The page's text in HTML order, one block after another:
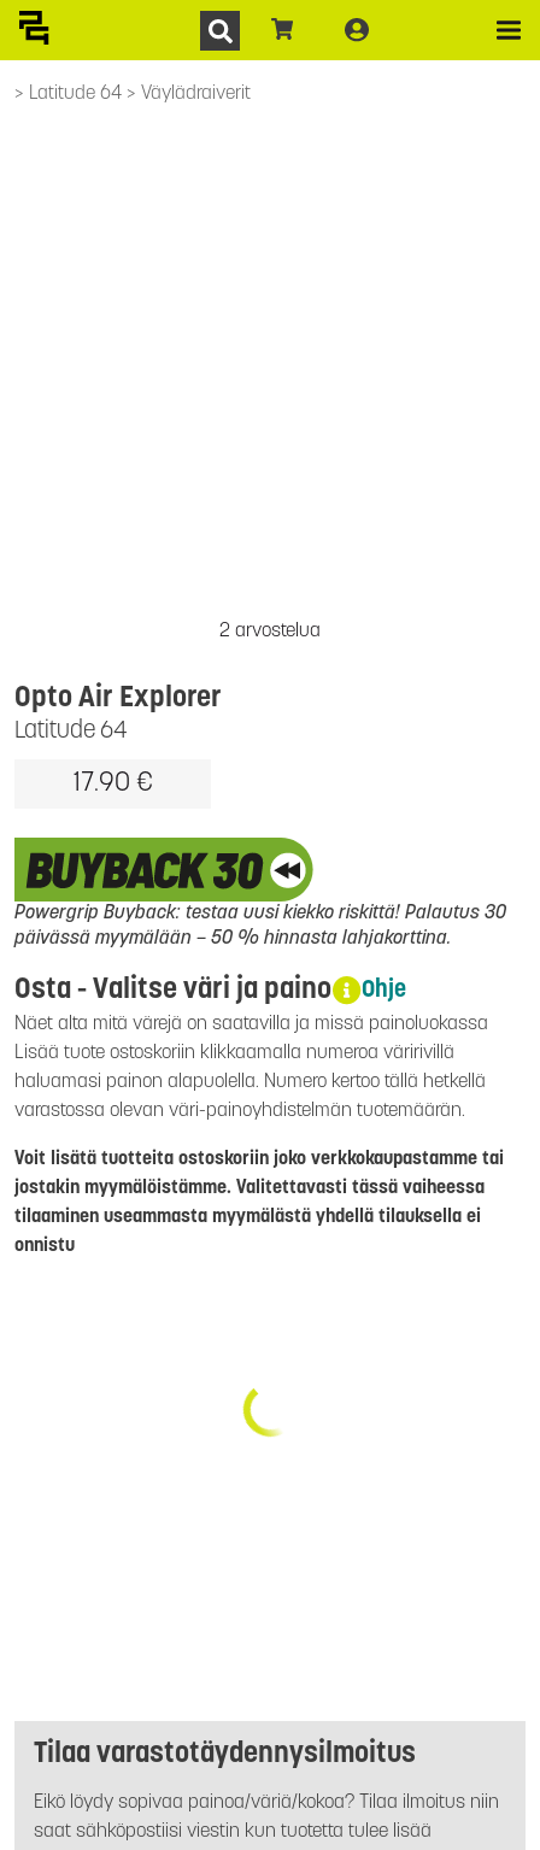
Latitude 64 Väylädraiverit
2 arvostelua
Latitude 64
Opto Air Explorer
17.90 €
Powergrip Buyback: testaa uusi kiekko riskittä! Palautus 30
päivässä myymälään – 50 % hinnasta lahjakorttina.
Osta - Valitse väri ja paino Ohje
Näet alta mitä värejä on saatavilla ja missä painoluokassa
Lisää tuote ostoskoriin klikkaamalla numeroa väririvillä
haluamasi painon alapuolella. Numero kertoo tällä hetkellä
varastossa olevan väri-painoyhdistelmän tuotemäärän.
Voit lisätä tuotteita ostoskoriin joko verkkokaupastamme tai
jostakin myymälöistämme. Valitettavasti tässä vaiheessa
tilaaminen useammasta myymälästä yhdellä tilauksella ei
onnistu
Tilaa varastotäydennysilmoitus
Eikö löydy sopivaa painoa/väriä/kokoa? Tilaa ilmoitus niin
saat sähköpostiisi viestin kun tuotetta tulee lisää